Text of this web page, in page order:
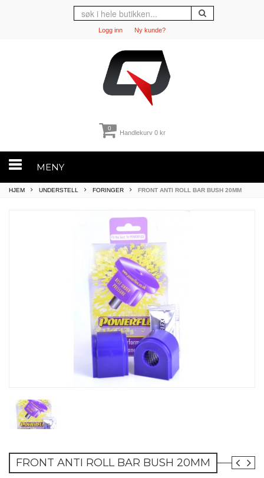
Logg inn Ny kunde?
0
Handlekurv 0 kr
MENY
HJEM UNDERSTELL FORINGER FRONT ANTI ROLL BAR BUSH 20MM
FRONT ANTI ROLL BAR BUSH 20MM